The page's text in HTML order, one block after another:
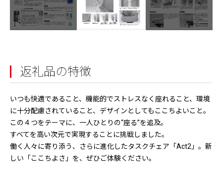
返礼品の特徴
いつも快適であること、機能的でストレスなく座れること、環境
に十分配慮されていること、デザインとしてもここちよいこと。
この４つをテーマに、一人ひとりの“座る”を追及。
すべてを高い次元で実現することに挑戦しました。
働く人々に寄り添う、さらに進化したタスクチェア「Act2」。新
しい「ここちよさ」を、ぜひご体験ください。